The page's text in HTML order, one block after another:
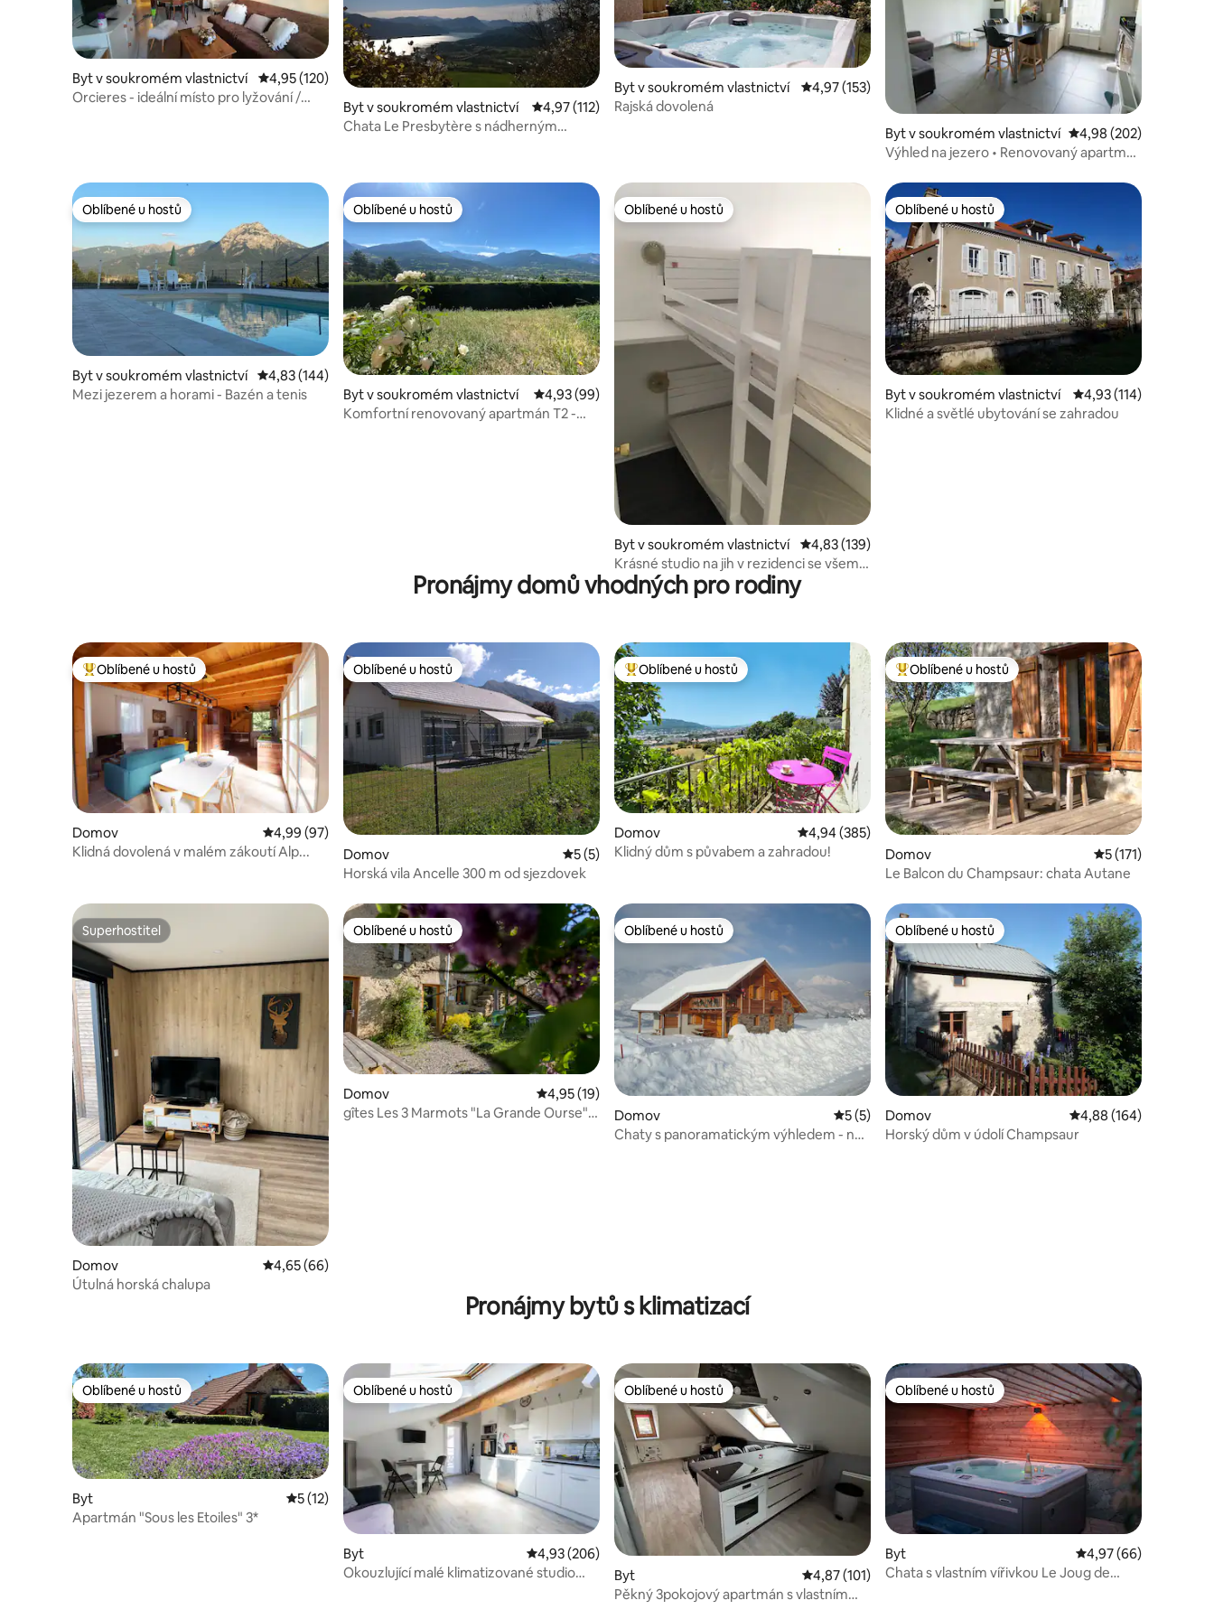
Byt v soukromém vlastnictví Průměrné hodnocení 4,95 z 5, 120 hodnocení
4,95 (120)
Orcieres - ideální místo pro lyžování /
Byt v soukromém vlastnictví Průměrné hodnocení 4,97 z 5, 112 hodnocení
4,97 (112)
Chata Le Presbytère s nádherným
Byt v soukromém vlastnictví Průměrné hodnocení 4,97 z 5, 153 hodnocení
4,97 (153)
Rajská dovolená
Byt v soukromém vlastnictví Průměrné hodnocení
4,98 (202)
Výhled na jezero • Renovovaný apartmán
Oblíbené u hostů
Oblíbené u hostů
Byt v soukromém vlastnictví Průměrné hodnocení 4,83 z 5, 144 hodnocení
4,83 (144)
Mezi jezerem a horami - Bazén a tenis
Oblíbené u hostů
Oblíbené u hostů
Byt v soukromém vlastnictví Průměrné hodnocení 4,93 z 5, 99 hodnocení
4,93 (99)
Komfortní renovovaný apartmán T2 -
Oblíbené u hostů
Oblíbené u hostů
Byt v soukromém vlastnictví Průměrné hodnocení 4,83 z 5, 139 hodnocení
4,83 (139)
Krásné studio na jih v rezidenci se všemi
pohodlími
Oblíbené u hostů
Oblíbené u hostů
Byt v soukromém vlastnictví Průměrné hodnocení
4,93 (114)
Klidné a světlé ubytování se zahradou
Pronájmy domů vhodných pro rodiny
Nejlepší v kategorii Oblíbené u hostů
Oblíbené u hostů
Domov Průměrné hodnocení 4,99 z 5, 97 hodnocení
4,99 (97)
Klidná dovolená v malém zákoutí Alp...
Oblíbené u hostů
Oblíbené u hostů
Domov Průměrné hodnocení 5 z 5, 5 hodnocení
5 (5)
Horská vila Ancelle 300 m od sjezdovek
Nejlepší v kategorii Oblíbené u hostů
Oblíbené u hostů
Domov Průměrné hodnocení 4,94 z 5, 385 hodnocení
4,94 (385)
Klidný dům s půvabem a zahradou!
Nejlepší v kategorii Oblíbené u hostů
Oblíbené u hostů
Domov Průměrné
5 (171)
Le Balcon du Champsaur: chata Autane
Superhostitel
Superhostitel
Domov Průměrné hodnocení 4,65 z 5, 66 hodnocení
4,65 (66)
Útulná horská chalupa
Oblíbené u hostů
Oblíbené u hostů
Domov Průměrné hodnocení 4,95 z 5, 19 hodnocení
4,95 (19)
gîtes Les 3 Marmots "La Grande Ourse" 8
Oblíbené u hostů
Oblíbené u hostů
Domov Průměrné hodnocení 5 z 5, 5 hodnocení
5 (5)
Chaty s panoramatickým výhledem - na
Oblíbené u hostů
Oblíbené u hostů
Domov Průměrné hodnocení
4,88 (164)
Horský dům v údolí Champsaur
Pronájmy bytů s klimatizací
Oblíbené u hostů
Oblíbené u hostů
Byt Průměrné hodnocení 5 z 5, 12 hodnocení
5 (12)
Apartmán "Sous les Etoiles" 3*
Oblíbené u hostů
Oblíbené u hostů
Byt Průměrné hodnocení 4,93 z 5, 206 hodnocení
4,93 (206)
Okouzlující malé klimatizované studio
Oblíbené u hostů
Oblíbené u hostů
Byt Průměrné hodnocení 4,87 z 5, 101 hodnocení
4,87 (101)
Pěkný 3pokojový apartmán s vlastním
Oblíbené u hostů
Oblíbené u hostů
Byt Průměrné hodnocení
4,97 (66)
Chata s vlastním vířivkou Le Joug de